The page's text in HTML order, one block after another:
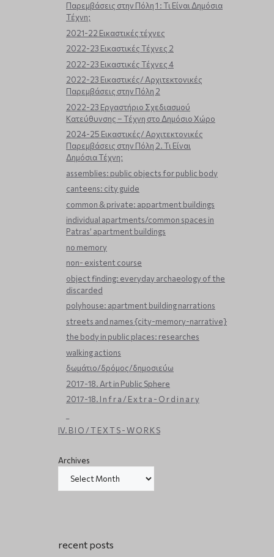
Παρεμβάσεις στην Πόλη 1 : Τι Είναι Δημόσια
Τέχνη;
2021-22 Εικαστικές τέχνες
2022-23 Εικαστικές Τέχνες 2
2022-23 Εικαστικές Τέχνες 4
2022-23 Εικαστικές/ Αρχιτεκτονικές
Παρεμβάσεις στην Πόλη 2
2022-23 Εργαστήριο Σχεδιασμού
Κατεύθυνσης – Τέχνη στο Δημόσιο Χώρο
2024-25 Εικαστικές/ Αρχιτεκτονικές
Παρεμβάσεις στην Πόλη 2. Τι Είναι
Δημόσια Τέχνη;
assemblies: public objects for public body
canteens: city guide
common & private: appartment buildings
individual apartments/common spaces in
Patras’ apartment buildings
no memory
non- existent course
object finding: everyday archaeology of the
discarded
polyhouse: apartment building narrations
streets and names {city-memory-narrative}
the body in public places: researches
walking actions
δωμάτιο/δρόμος/δημοσιεύω
2017-18. Art in Public Sphere
2017-18. I n f r a / E x t r a - O r d i n a r y
IV. B I O / T E X T S - W O R K S
Archives
recent posts